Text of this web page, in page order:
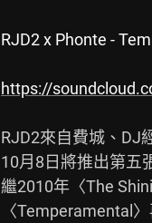
RJD2 x Phonte -
https://
RJD2來自費城、DJ
10月8日將推出第五
繼2010年〈The
〈Temperamental